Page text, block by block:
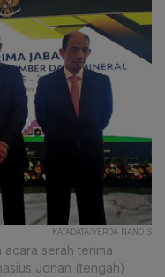
KATADATA/VERDA NANO S
acara serah terima
Jonan (tengah)